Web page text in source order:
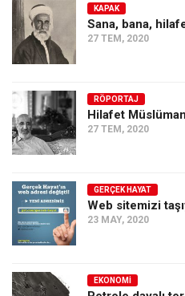
KAPAK
Sana, bana,
27 TEM, 2020
RÖPORTAJ
Hilafet
27 TEM, 2020
GERÇEK HAYAT
Web sitemizi
23 MAY, 2020
EKONOMI